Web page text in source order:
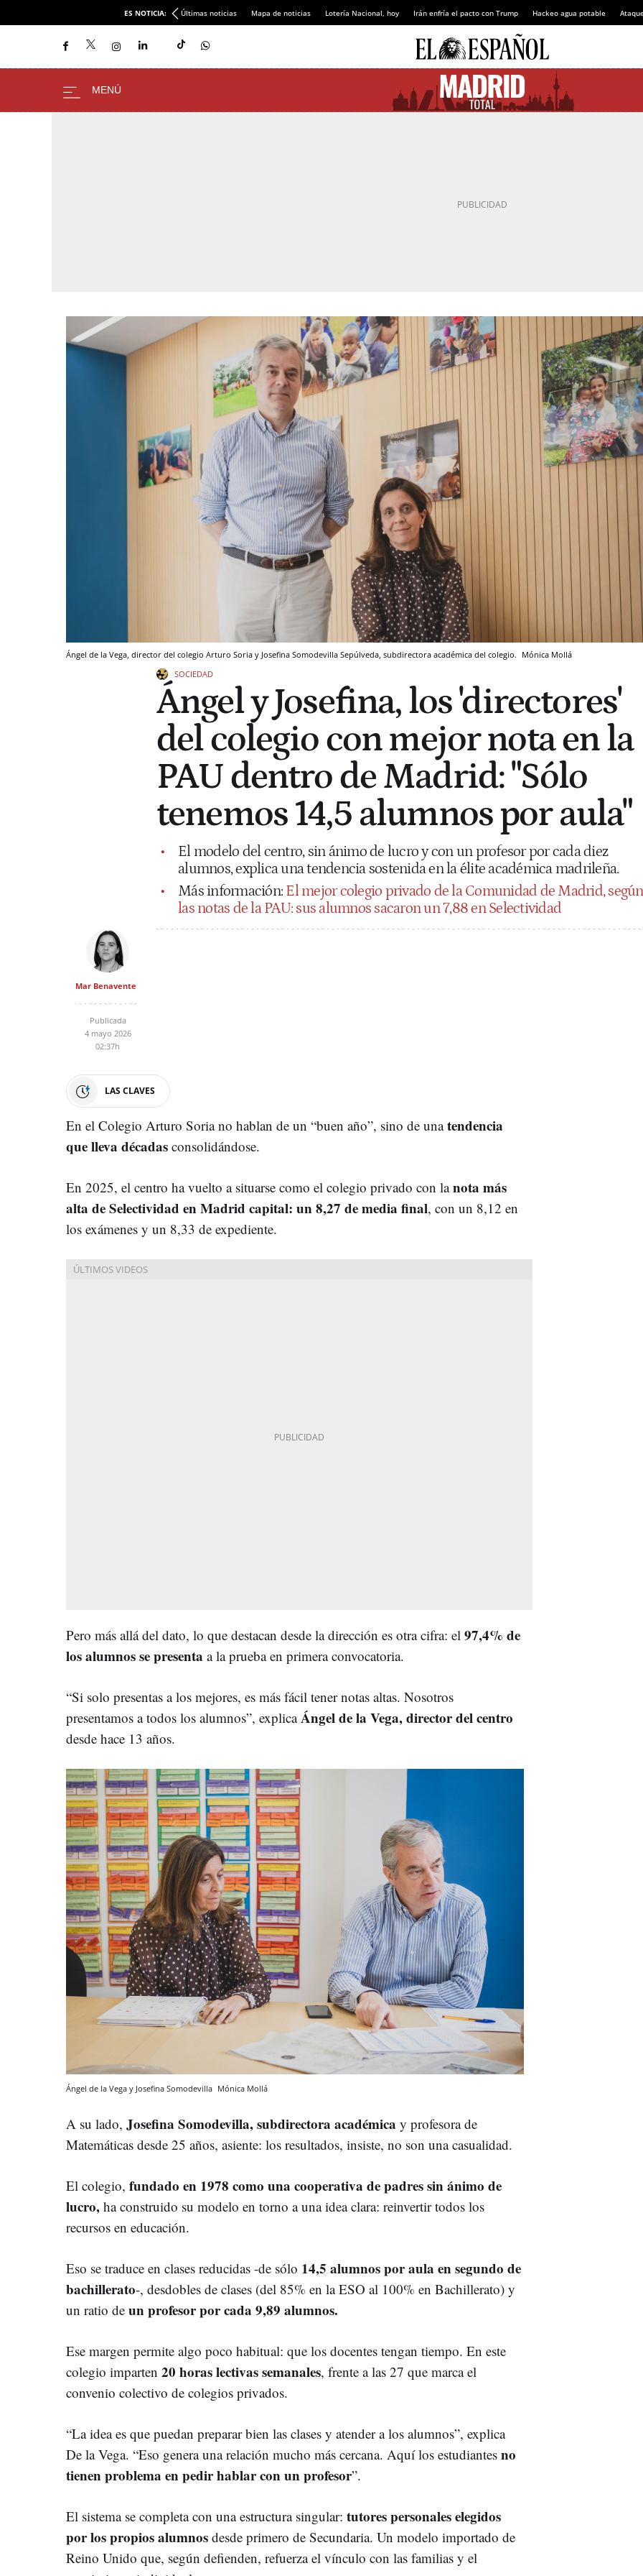
ES NOTICIA: Últimas noticias Mapa de noticias Lotería Nacional, hoy Irán enfría el pacto con Trump Hackeo agua potable
Ángel de la Vega, director del colegio Arturo Soria y Josefina Somodevilla Sepúlveda, subdirectora académica del colegio. Mónica Mollá
SOCIEDAD
Ángel y Josefina, los 'directores'
del colegio con mejor nota en la
PAU dentro de Madrid: "Sólo
tenemos 14,5 alumnos por aula"
El modelo del centro, sin ánimo de lucro y con un profesor por cada diez
alumnos, explica una tendencia sostenida en la élite académica madrileña.
Más información: El mejor colegio privado de la Comunidad de Madrid, según
las notas de la PAU: sus alumnos sacaron un 7,88 en Selectividad
Mar Benavente
Publicada
4 mayo 2026
02:37h
LAS CLAVES
En el Colegio Arturo Soria no hablan de un “buen año”, sino de unatendencia
que lleva décadas consolidándose.
En 2025, el centro ha vuelto a situarse como el colegio privado con lanota más
alta de Selectividad en Madrid capital: un 8,27 de media final, con un 8,12 en
los exámenes y un 8,33 de expediente.
Pero más allá del dato, lo que destacan desde la dirección es otra cifra: el 97,4% de
los alumnos se presenta a la prueba en primera convocatoria.
“Si solo presentas a los mejores, es más fácil tener notas altas. Nosotros
presentamos a todos los alumnos”, explicaÁngel de la Vega, director del centro
desde hace 13 años.
Ángel de la Vega y Josefina Somodevilla Mónica Mollá
A su lado, Josefina Somodevilla, subdirectora académica y profesora de
Matemáticas desde 25 años, asiente: los resultados, insiste, no son una casualidad.
El colegio, fundado en 1978 como una cooperativa de padres sin ánimo de
lucro, ha construido su modelo en torno a una idea clara: reinvertir todos los
recursos en educación.
Eso se traduce en clases reducidas -de sólo 14,5 alumnos por aula en segundo de
bachillerato-, desdobles de clases (del 85% en la ESO al 100% en Bachillerato) y
un ratio de un profesor por cada 9,89 alumnos.
Ese margen permite algo poco habitual: que los docentes tengan tiempo. En este
colegio imparten 20 horas lectivas semanales, frente a las 27 que marca el
convenio colectivo de colegios privados.
“La idea es que puedan preparar bien las clases y atender a los alumnos”, explica
De la Vega. “Eso genera una relación mucho más cercana. Aquí los estudiantes no
tienen problema en pedir hablar con un profesor”.
El sistema se completa con una estructura singular: tutores personales elegidos
por los propios alumnos desde primero de Secundaria. Un modelo importado de
Reino Unido que, según defienden, refuerza el vínculo con las familias y el